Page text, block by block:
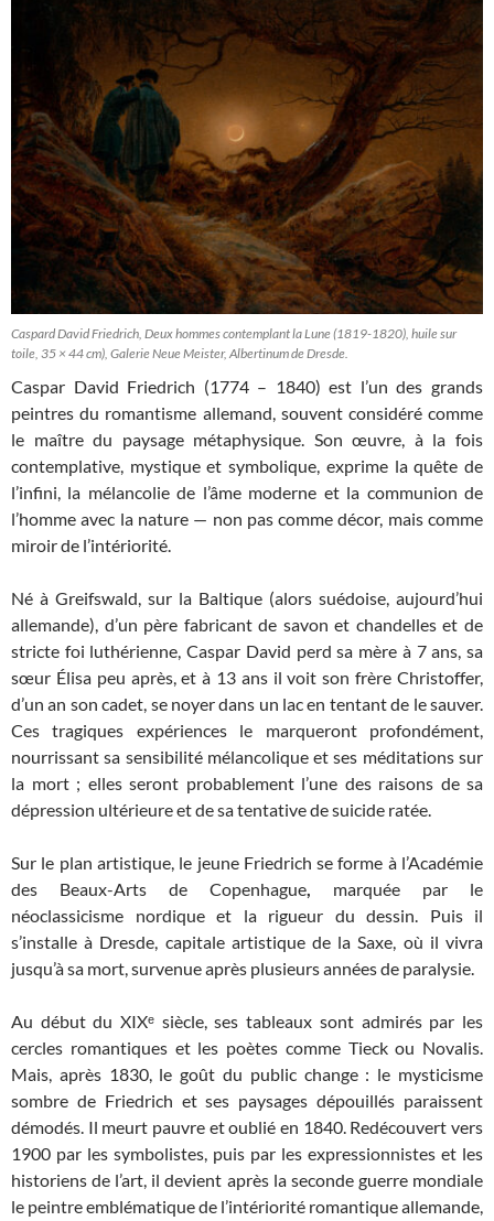
Caspard David Friedrich, Deux hommes contemplant la Lune (1819-1820), huile sur
toile, 35 × 44 cm), Galerie Neue Meister, Albertinum de Dresde.
Caspar David Friedrich (1774 – 1840) est l’un des grands
peintres du romantisme allemand, souvent considéré comme
le maître du paysage métaphysique. Son œuvre, à la fois
contemplative, mystique et symbolique, exprime la quête de
l’infini, la mélancolie de l’âme moderne et la communion de
l’homme avec la nature — non pas comme décor, mais comme
miroir de l’intériorité.
Né à Greifswald, sur la Baltique (alors suédoise, aujourd’hui
allemande), d’un père fabricant de savon et chandelles et de
stricte foi luthérienne, Caspar David perd sa mère à 7 ans, sa
sœur Élisa peu après, et à 13 ans il voit son frère Christoffer,
d’un an son cadet, se noyer dans un lac en tentant de le sauver.
Ces tragiques expériences le marqueront profondément,
nourrissant sa sensibilité mélancolique et ses méditations sur
la mort ; elles seront probablement l’une des raisons de sa
dépression ultérieure et de sa tentative de suicide ratée.
Sur le plan artistique, le jeune Friedrich se forme à l’Académie
des Beaux-Arts de Copenhague, marquée par le
néoclassicisme nordique et la rigueur du dessin. Puis il
s’installe à Dresde, capitale artistique de la Saxe, où il vivra
jusqu’à sa mort, survenue après plusieurs années de paralysie.
Au début du XIXᵉ siècle, ses tableaux sont admirés par les
cercles romantiques et les poètes comme Tieck ou Novalis.
Mais, après 1830, le goût du public change : le mysticisme
sombre de Friedrich et ses paysages dépouillés paraissent
démodés. Il meurt pauvre et oublié en 1840. Redécouvert vers
1900 par les symbolistes, puis par les expressionnistes et les
historiens de l’art, il devient après la seconde guerre mondiale
le peintre emblématique de l’intériorité romantique allemande,